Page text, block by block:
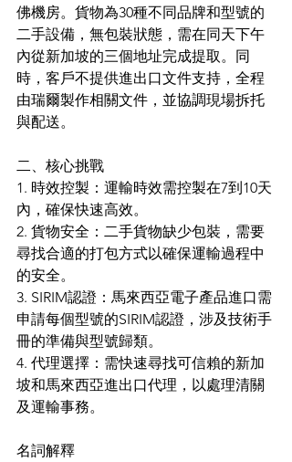
佛機房。貨物為30種不同品牌和型號的
二手設備，無包裝狀態，需在同天下午
內從新加坡的三個地址完成提取。同
時，客戶不提供進出口文件支持，全程
由瑞爾製作相關文件，並協調現場拆托
與配送。
二、核心挑戰
1. 時效控製：運輸時效需控製在7到10天
內，確保快速高效。
2. 貨物安全：二手貨物缺少包裝，需要
尋找合適的打包方式以確保運輸過程中
的安全。
3. SIRIM認證：馬來西亞電子產品進口需
申請每個型號的SIRIM認證，涉及技術手
冊的準備與型號歸類。
4. 代理選擇：需快速尋找可信賴的新加
坡和馬來西亞進出口代理，以處理清關
及運輸事務。
名詞解釋